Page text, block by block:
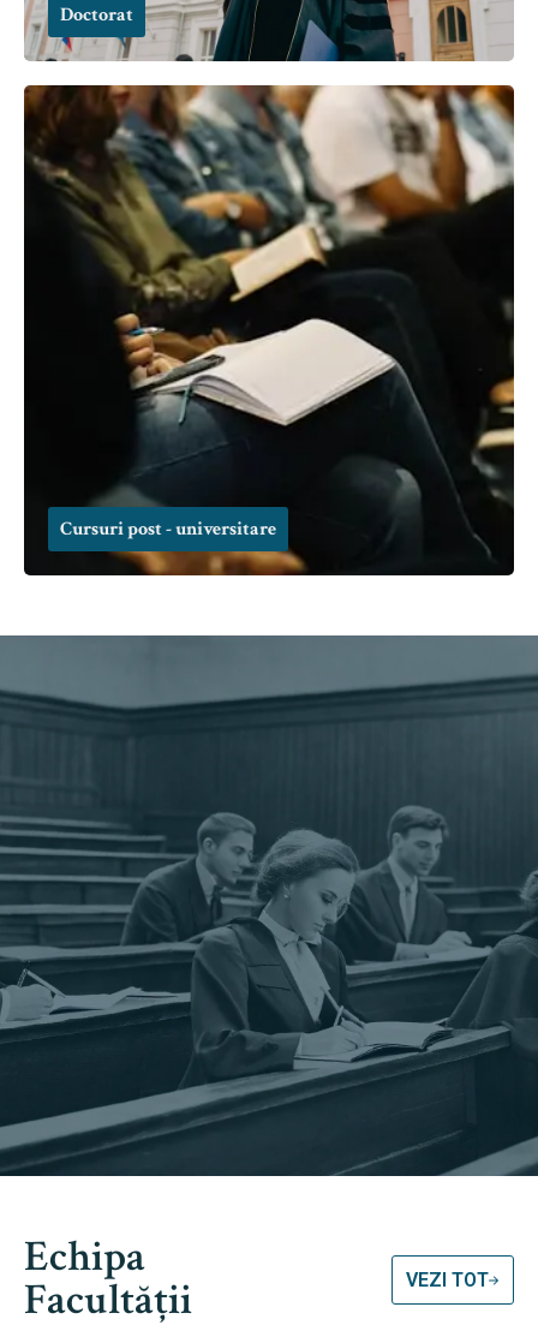
Doctorat
Cursuri post - universitare
Echipa
Facultății VEZI TOT